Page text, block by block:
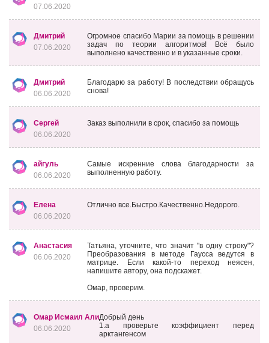
07.06.2020
Дмитрий
07.06.2020
Огромное спасибо Марии за помощь в решении
задач по теории алгоритмов! Всё было
выполнено качественно и в указанные сроки.
Дмитрий
06.06.2020
Благодарю за работу! В последствии обращусь
снова!
Сергей
06.06.2020
Заказ выполнили в срок, спасибо за помощь
айгуль
06.06.2020
Самые искренние слова благодарности за
выполненную работу.
Елена
06.06.2020
Отлично все.Быстро.Качественно.Недорого.
Анастасия
06.06.2020
Татьяна, уточните, что значит "в одну строку"?
Преобразования в методе Гаусса ведутся в
матрице. Если какой-то переход неясен,
напишите автору, она подскажет.
Омар, проверим.
Омар Исмаил Али
06.06.2020
Добрый день
1.а проверьте коэффициент перед
арктангенсом